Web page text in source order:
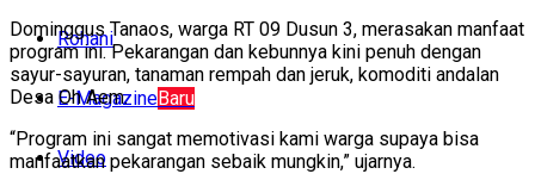
Rohani
E-MagazineBaru
Video
Dominggus Tanaos, warga RT 09 Dusun 3, merasakan manfaat
program ini. Pekarangan dan kebunnya kini penuh dengan
sayur-sayuran, tanaman rempah dan jeruk, komoditi andalan
Desa Oh Aem.
“Program ini sangat memotivasi kami warga supaya bisa
manfaatkan pekarangan sebaik mungkin,” ujarnya.